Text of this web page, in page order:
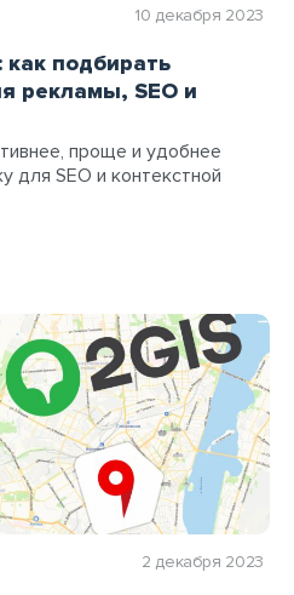
10 декабря 2023
как подбирать
рекламы, SEO и
проще и удобнее
для SEO и контекстной
2 декабря 2023